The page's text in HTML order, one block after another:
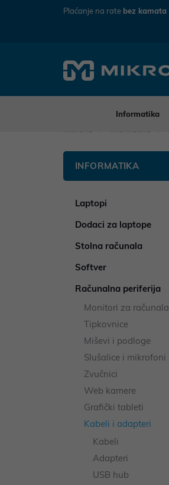
Plaćanje na rate bez kamata
Informatika
INFORMATIKA
Laptopi
Dodaci za laptope
Stolna računala
Softver
Računalna periferija
Monitori za računala
Tipkovnice
Miševi i podloge
Slušalice i mikrofoni
Zvučnici
Web kamere
Grafički tableti
Kabeli i adapteri
Kabeli
Adapteri
USB hub